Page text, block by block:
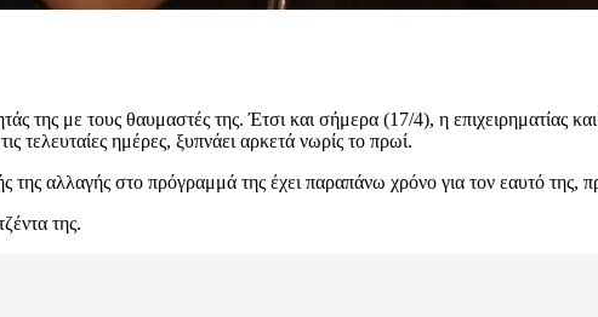
της με τους θαυμαστές της. Έτσι και σήμερα (17/4), η επιχειρηματίας
τελευταίες ημέρες, ξυπνάει αρκετά νωρίς το πρωί.
αλλαγής στο πρόγραμμά της έχει παραπάνω χρόνο για τον εαυτό της,
της.